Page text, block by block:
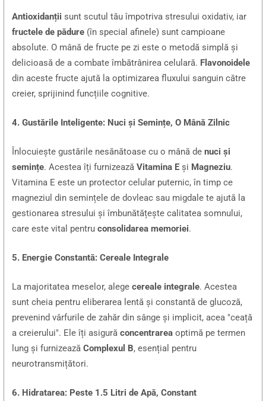
Antioxidanții sunt scutul tău împotriva stresului oxidativ, iar
fructele de pădure (în special afinele) sunt campioane
absolute. O mână de fructe pe zi este o metodă simplă și
delicioasă de a combate îmbătrânirea celulară. Flavonoidele
din aceste fructe ajută la optimizarea fluxului sanguin către
creier, sprijinind funcțiile cognitive.
4. Gustările Inteligente: Nuci și Semințe, O Mână Zilnic
Înlocuiește gustările nesănătoase cu o mână denuci și
semințe. Acestea îți furnizeazăVitamina E și Magneziu.
Vitamina E este un protector celular puternic, în timp ce
magneziul din semințele de dovleac sau migdale te ajută la
gestionarea stresului și îmbunătățește calitatea somnului,
care este vital pentruconsolidarea memoriei.
5. Energie Constantă: Cereale Integrale
La majoritatea meselor, alegecereale integrale. Acestea
sunt cheia pentru eliberarea lentă și constantă de glucoză,
prevenind vârfurile de zahăr din sânge și implicit, acea "ceață
a creierului". Ele îți asigurăconcentrarea optimă pe termen
lung și furnizeazăComplexul B, esențial pentru
neurotransmițători.
6. Hidratarea: Peste 1.5 Litri de Apă, Constant